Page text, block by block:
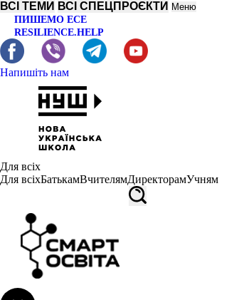
ВСІ ТЕМИ ВСІ СПЕЦПРОЄКТИ Меню
ПИШЕМО ЕСЕ
RESILIENCE.HELP
Напишіть нам
Для всіх
Для всіхБатькамВчителямДиректорамУчням